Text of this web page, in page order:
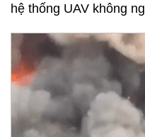
hệ thống UAV không